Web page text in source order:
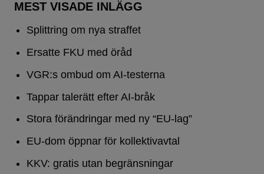
MEST VISADE INLÄGG
Splittring om nya straffet
Ersatte FKU med öråd
VGR:s ombud om AI-testerna
Tappar talerätt efter AI-bråk
Stora förändringar med ny “EU-lag”
EU-dom öppnar för kollektivavtal
KKV: gratis utan begränsningar